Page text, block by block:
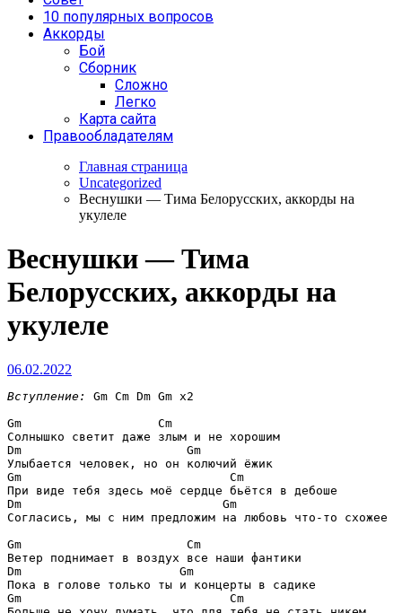
10 популярных вопросов
Аккорды
Бой
Сборник
Сложно
Легко
Карта сайта
Правообладателям
Главная страница
Uncategorized
Веснушки — Тима Белорусских, аккорды на
укулеле
Веснушки — Тима
Белорусских, аккорды на
укулеле
06.02.2022
Вступление: Gm Cm Dm Gm x2
Gm                   Cm
Dm                       Gm
Gm                             Cm
Dm                            Gm
Согласись, мы с ним предложим на любовь что-то схожее
Gm                       Cm
Dm                      Gm
Gm                             Cm